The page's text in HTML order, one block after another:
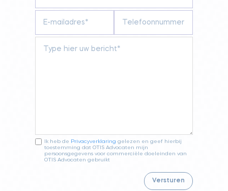
Ik heb de Privacyverklaring gelezen en geef hierbij
toestemming dat OTIS Advocaten mijn
persoonsgegevens voor commerciële doeleinden van
OTIS Advocaten gebruikt